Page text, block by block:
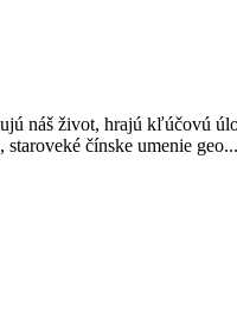
náš život, hrajú kľúčovú
čínske umenie geo...